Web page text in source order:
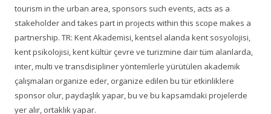
tourism in the urban area, sponsors such events, acts as a
stakeholder and takes part in projects within this scope makes a
partnership. TR: Kent Akademisi, kentsel alanda kent sosyolojisi,
kent psikolojisi, kent kültür çevre ve turizmine dair tüm alanlarda,
inter, multi ve transdisipliner yöntemlerle yürütülen akademik
çalışmaları organize eder, organize edilen bu tür etkinliklere
sponsor olur, paydaşlık yapar, bu ve bu kapsamdaki projelerde
yer alır, ortaklık yapar.